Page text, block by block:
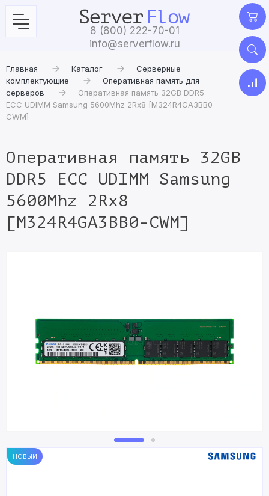
8 (800) 222-70-01
info@serverflow.ru
Главная Каталог
Серверные
комплектующие
Оперативная память для
серверов
Оперативная память 32GB DDR5
ECC UDIMM Samsung 5600Mhz 2Rx8 [M324R4GA3BB0-
CWM]
Оперативная память 32GB
DDR5 ECC UDIMM Samsung
5600Mhz 2Rx8
[M324R4GA3BB0-CWM]
НОВЫЙ